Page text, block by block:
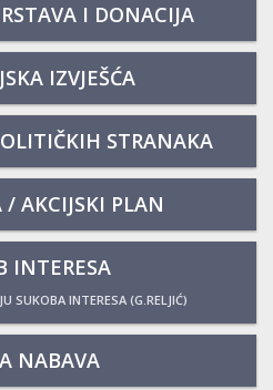
I DONACIJA
IZVJEŠĆA
STRANAKA
/ AKCIJSKI PLAN
INTERESA
SUKOBA INTERESA (G.RELJIĆ)
NABAVA